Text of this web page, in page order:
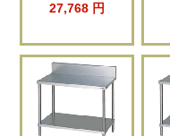
27,768 円